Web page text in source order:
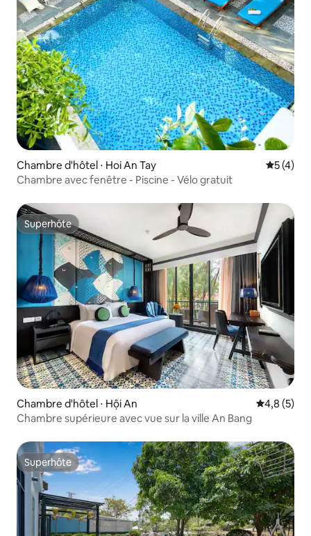
Chambre d'hôtel ⋅ Hoi An Tay
5 (4)
Chambre avec fenêtre - Piscine - Vélo gratuit
Superhôte
Superhôte
Chambre d'hôtel ⋅ Hội An Évaluation
4,8 (5)
Chambre supérieure avec vue sur la ville An Bang
Superhôte
Superhôte